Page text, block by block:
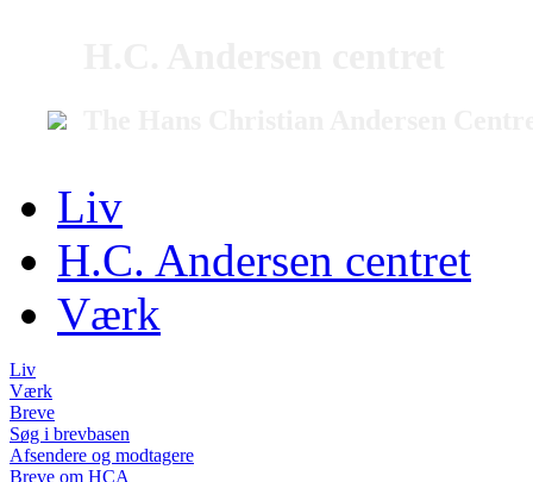
Liv
H.C. Andersen centret
Værk
Liv
Værk
Breve
Søg i brevbasen
Afsendere og modtagere
Breve om HCA